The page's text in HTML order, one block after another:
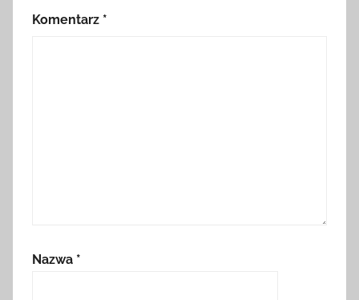
Komentarz *
Nazwa *